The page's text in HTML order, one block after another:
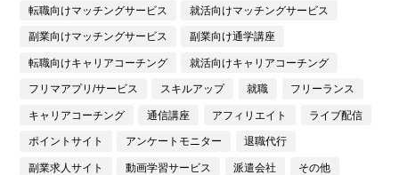
転職向けマッチングサービス 就活向けマッチングサービス
副業向けマッチングサービス 副業向け通学講座
転職向けキャリアコーチング 就活向けキャリアコーチング
フリマアプリ/サービス スキルアップ 就職 フリーランス
キャリアコーチング 通信講座 アフィリエイト ライブ配信
ポイントサイト アンケートモニター 退職代行
副業求人サイト 動画学習サービス 派遣会社 その他